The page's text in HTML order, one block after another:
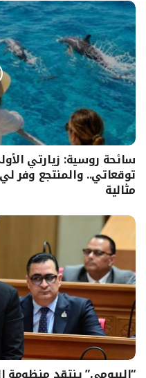
سائحة روسية: زيارتي
توقعاتي.. والمنتجع وفر
مثالية